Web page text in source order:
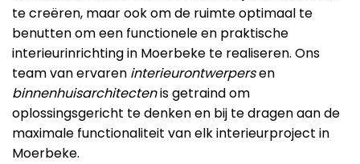
te creëren, maar ook om de ruimte optimaal te
benutten om een functionele en praktische
interieurinrichting in Moerbeke te realiseren. Ons
team van ervaren interieurontwerpersen
binnenhuisarchitectenis getraind om
oplossingsgericht te denken en bij te dragen aan de
maximale functionaliteit van elk interieurproject in
Moerbeke.